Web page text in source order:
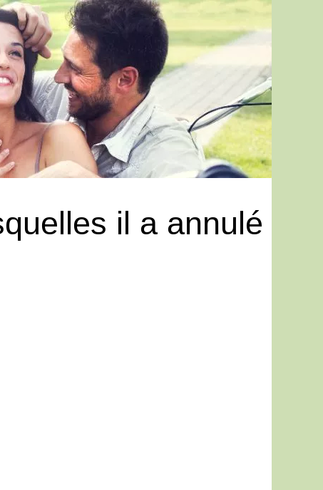
il a annulé